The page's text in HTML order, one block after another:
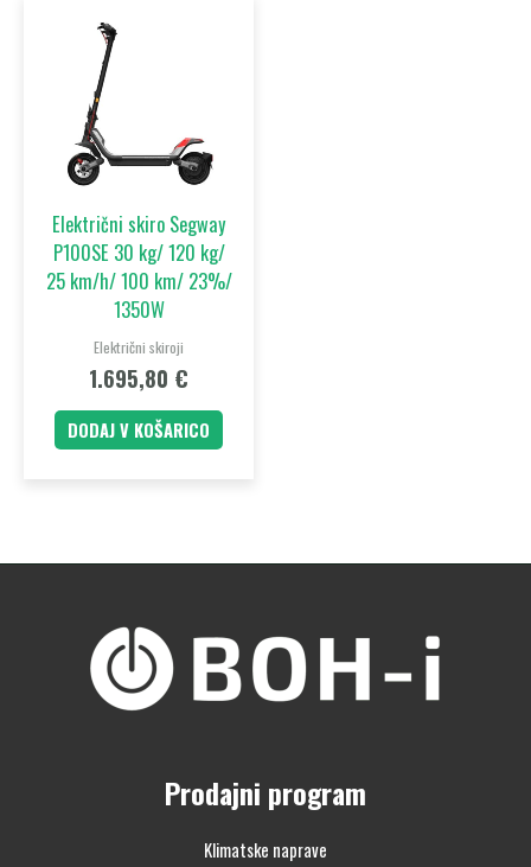
Električni skiro Segway
P100SE 30 kg/ 120 kg/
25 km/h/ 100 km/ 23%/
1350W
Električni skiroji
1.695,80 €
DODAJ V KOŠARICO
Prodajni program
Klimatske naprave